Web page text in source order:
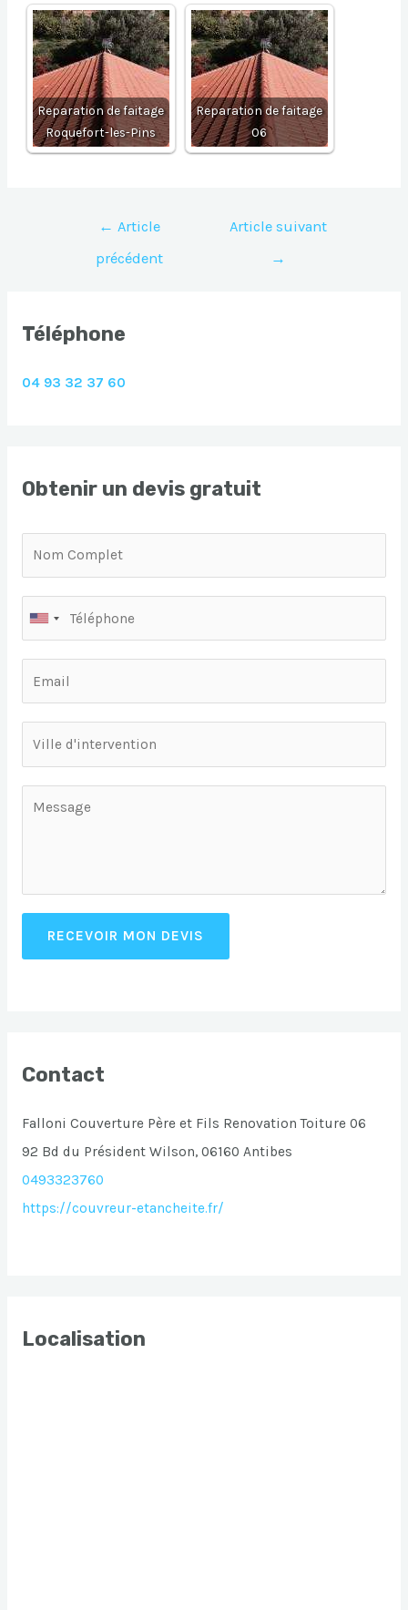
Reparation de faitage
Roquefort-les-Pins
Reparation de faitage
06
Navigation
l’article
← Article
précédent
Article suivant
→
Téléphone
04 93 32 37 60
Obtenir un devis gratuit
RECEVOIR MON DEVIS
Contact
Falloni Couverture Père et Fils Renovation Toiture 06
92 Bd du Président Wilson, 06160 Antibes
0493323760
https://couvreur-etancheite.fr/
Localisation